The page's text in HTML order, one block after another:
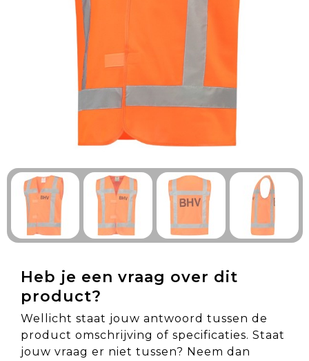
Technologie & Gadgets
Outdoor & Vrije tijd
Pennen & Schrijfwaren
Tassen & Reizen
Gezondheid & Welzijn
Eten & Drinken
Heb je een vraag over dit
product?
Wellicht staat jouw antwoord tussen de
product omschrijving of specificaties. Staat
jouw vraag er niet tussen? Neem dan